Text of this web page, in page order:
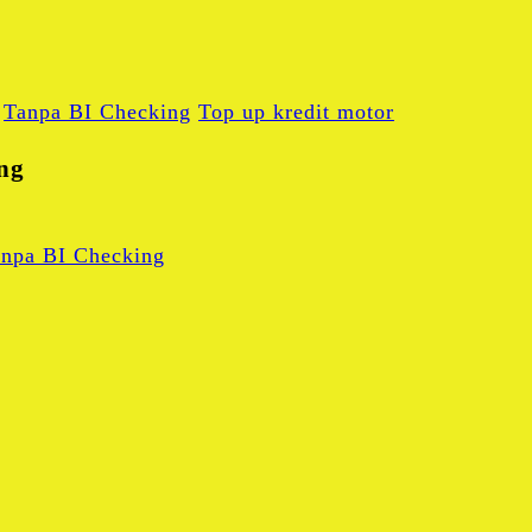
Tanpa BI Checking Top up kredit motor